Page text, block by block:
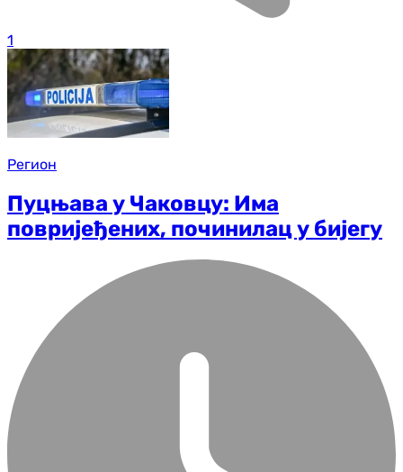
1
Регион
Пуцњава у Чаковцу: Има
повријеђених, починилац у бијегу